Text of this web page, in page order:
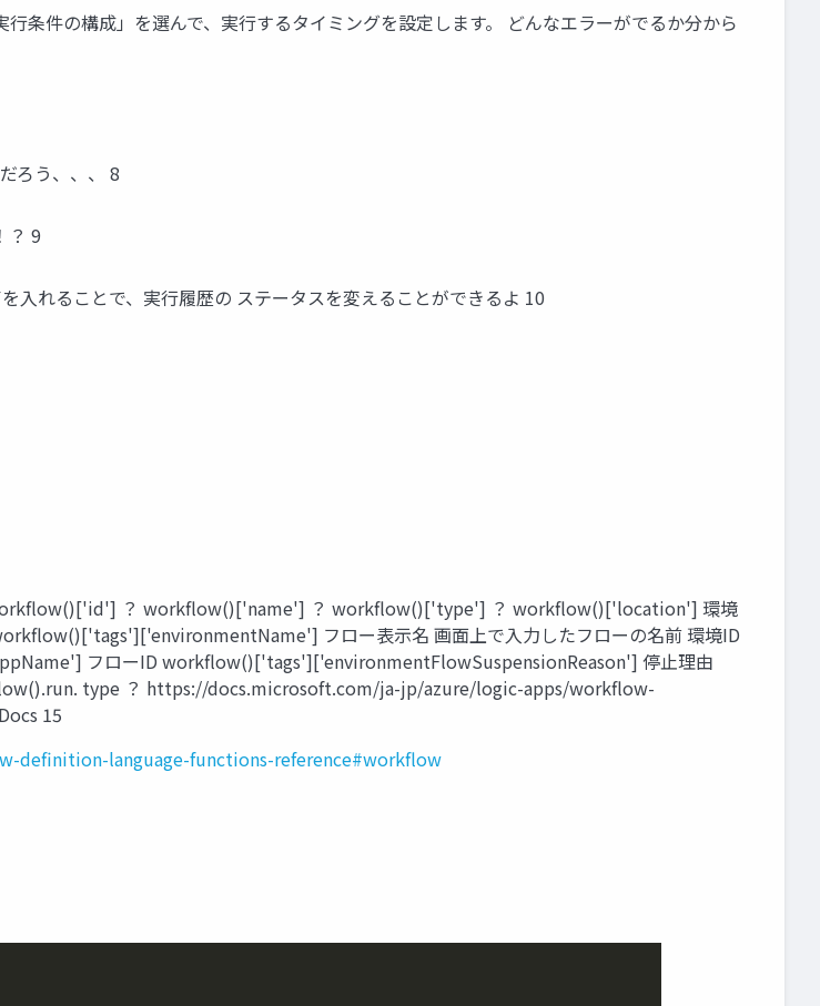
条件の構成」を選んで、実行するタイミングを設定します。 どんなエラーがでるか分から
ろう、、、 8
？ 9
れることで、実行履歴の ステータスを変えることができるよ 10
？ workflow()['name'] ？ workflow()['type'] ？ workflow()['location'] 環境
フロー表示名 画面上で入力したフローの名前 環境ID
フローID workflow()['tags']['environmentFlowSuspensionReason'] 停止理由
type ？ https://docs.microsoft.com/ja-jp/azure/logic-apps/workflow-
15
definition-language-functions-reference#workflow